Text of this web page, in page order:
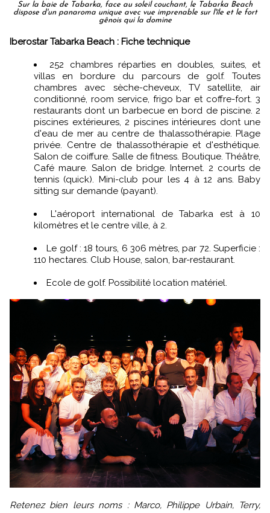
Sur la baie de Tabarka, face au soleil couchant, le Tabarka Beach
dispose d'un panaroma unique avec vue imprenable sur l'île et le fort
gênois qui la domine
Iberostar Tabarka Beach : Fiche technique
252 chambres réparties en doubles, suites, et
villas en bordure du parcours de golf. Toutes
chambres avec sèche-cheveux, TV satellite, air
conditionné, room service, frigo bar et coffre-fort. 3
restaurants dont un barbecue en bord de piscine. 2
piscines extérieures, 2 piscines intérieures dont une
d'eau de mer au centre de thalassothérapie. Plage
privée. Centre de thalassothérapie et d'esthétique.
Salon de coiffure. Salle de fitness. Boutique. Théâtre,
Café maure. Salon de bridge. Internet. 2 courts de
tennis (quick). Mini-club pour les 4 à 12 ans. Baby
sitting sur demande (payant).
L'aéroport international de Tabarka est à 10
kilomètres et le centre ville, à 2.
Le golf : 18 tours, 6 306 mètres, par 72. Superficie :
110 hectares. Club House, salon, bar-restaurant.
Ecole de golf. Possibilité location matériel.
Retenez bien leurs noms : Marco, Philippe Urbain, Terry,